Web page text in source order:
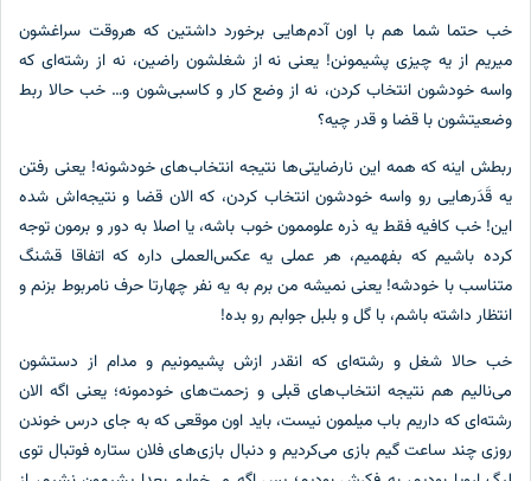
خب حتما شما هم با اون آدم‌هایی برخورد داشتین که هروقت سراغشون
میریم از یه چیزی پشیمونن! یعنی نه از شغلشون راضین، نه از رشته‌ای که
واسه خودشون انتخاب کردن، نه از وضع کار و کاسبی‌شون و… خب حالا ربط
وضعیتشون با قضا و قدر چیه؟
ربطش اینه که همه این نارضایتی‌ها نتیجه انتخاب‌های خودشونه! یعنی رفتن
یه قَدَرهایی رو واسه خودشون انتخاب کردن، که الان قضا و نتیجه‌اش شده
این! خب کافیه فقط یه ذره علوممون خوب باشه، یا اصلا به دور و برمون توجه
کرده باشیم که بفهمیم، هر عملی یه عکس‌العملی داره که اتفاقا قشنگ
متناسب با خودشه! یعنی نمیشه من برم به یه نفر چهارتا حرف نامربوط بزنم و
انتظار داشته باشم، با گل و بلبل جوابم رو بده!
خب حالا شغل و رشته‌ای که انقدر ازش پشیمونیم و مدام از دستشون
می‌نالیم هم نتیجه انتخاب‌های قبلی و زحمت‌های خودمونه؛ یعنی اگه الان
رشته‌ای که داریم باب میلمون نیست، باید اون موقعی که به جای درس خوندن
روزی چند ساعت گیم بازی می‌کردیم و دنبال بازی‌های فلان ستاره فوتبال توی